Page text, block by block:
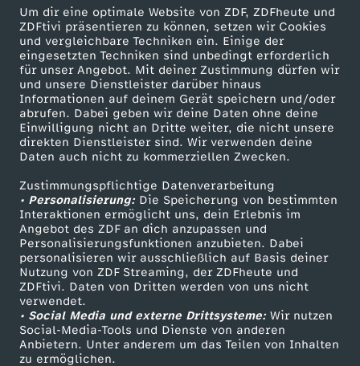
Um dir eine optimale Website von ZDF, ZDFheute und
ZDFtivi präsentieren zu können, setzen wir Cookies
und vergleichbare Techniken ein. Einige der
eingesetzten Techniken sind unbedingt erforderlich
für unser Angebot. Mit deiner Zustimmung dürfen wir
und unsere Dienstleister darüber hinaus
Informationen auf deinem Gerät speichern und/oder
abrufen. Dabei geben wir deine Daten ohne deine
Einwilligung nicht an Dritte weiter, die nicht unsere
direkten Dienstleister sind. Wir verwenden deine
Daten auch nicht zu kommerziellen Zwecken.
Zustimmungspflichtige Datenverarbeitung
• Personalisierung:Die Speicherung von bestimmten
Interaktionen ermöglicht uns, dein Erlebnis im
Angebot des ZDF an dich anzupassen und
Personalisierungsfunktionen anzubieten. Dabei
personalisieren wir ausschließlich auf Basis deiner
Nutzung von ZDF Streaming, der ZDFheute und
ZDFtivi. Daten von Dritten werden von uns nicht
verwendet.
• Social Media und externe Drittsysteme:Wir nutzen
Social-Media-Tools und Dienste von anderen
Anbietern. Unter anderem um das Teilen von Inhalten
zu ermöglichen.
t
Mehr ZDF
ZDF-Apps
Smart TV
ZDFtext
Livestreams
Sendungen A-Z
TV-Programm
Service
ZDFmitreden
Kontakt zum ZDF
Tickets
Zuschauerservice
Hilfe
ZDF Unternehmen
Karriere